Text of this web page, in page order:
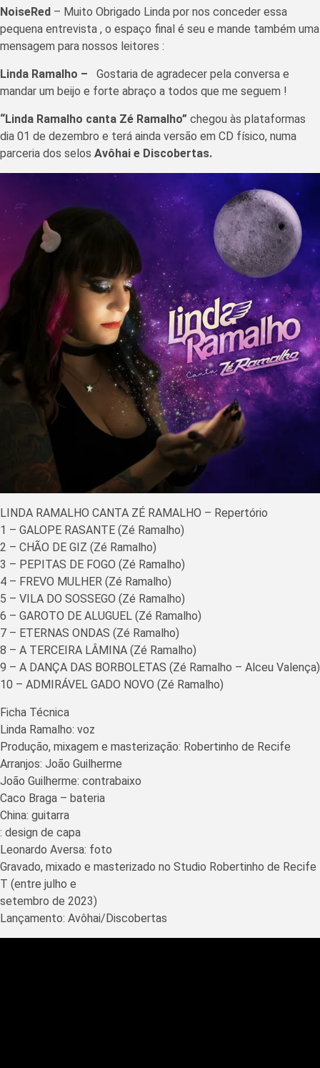
NoiseRed – Muito Obrigado Linda por nos conceder essa
pequena entrevista , o espaço final é seu e mande também uma
mensagem para nossos leitores :
Linda Ramalho –
Gostaria de agradecer pela conversa e
mandar um beijo e forte abraço a todos que me seguem !
“Linda Ramalho canta Zé Ramalho” chegou às plataformas
dia 01 de dezembro e terá ainda versão em CD físico, numa
parceria dos selos Avôhai e Discobertas.
LINDA RAMALHO CANTA ZÉ RAMALHO – Repertório
1 – GALOPE RASANTE (Zé Ramalho)
2 – CHÃO DE GIZ (Zé Ramalho)
3 – PEPITAS DE FOGO (Zé Ramalho)
4 – FREVO MULHER (Zé Ramalho)
5 – VILA DO SOSSEGO (Zé Ramalho)
6 – GAROTO DE ALUGUEL (Zé Ramalho)
7 – ETERNAS ONDAS (Zé Ramalho)
8 – A TERCEIRA LÂMINA (Zé Ramalho)
9 – A DANÇA DAS BORBOLETAS (Zé Ramalho – Alceu Valença)
10 – ADMIRÁVEL GADO NOVO (Zé Ramalho)
Ficha Técnica
Linda Ramalho: voz
Produção, mixagem e masterização: Robertinho de Recife
Arranjos: João Guilherme
João Guilherme: contrabaixo
Caco Braga – bateria
China: guitarra
: design de capa
Leonardo Aversa: foto
Gravado, mixado e masterizado no Studio Robertinho de Recife
T (entre julho e
setembro de 2023)
Lançamento: Avôhai/Discobertas